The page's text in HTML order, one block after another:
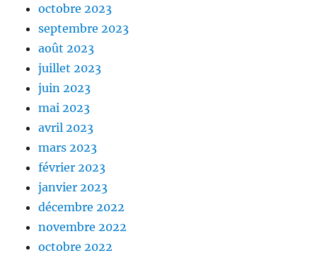
octobre 2023
septembre 2023
août 2023
juillet 2023
juin 2023
mai 2023
avril 2023
mars 2023
février 2023
janvier 2023
décembre 2022
novembre 2022
octobre 2022